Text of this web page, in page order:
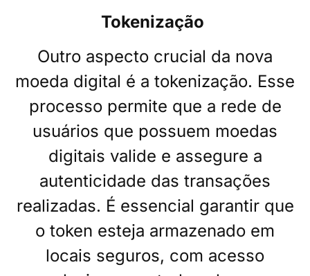
Tokenização
Outro aspecto crucial da nova
moeda digital é a tokenização. Esse
processo permite que a rede de
usuários que possuem moedas
digitais valide e assegure a
autenticidade das transações
realizadas. É essencial garantir que
o token esteja armazenado em
locais seguros, com acesso